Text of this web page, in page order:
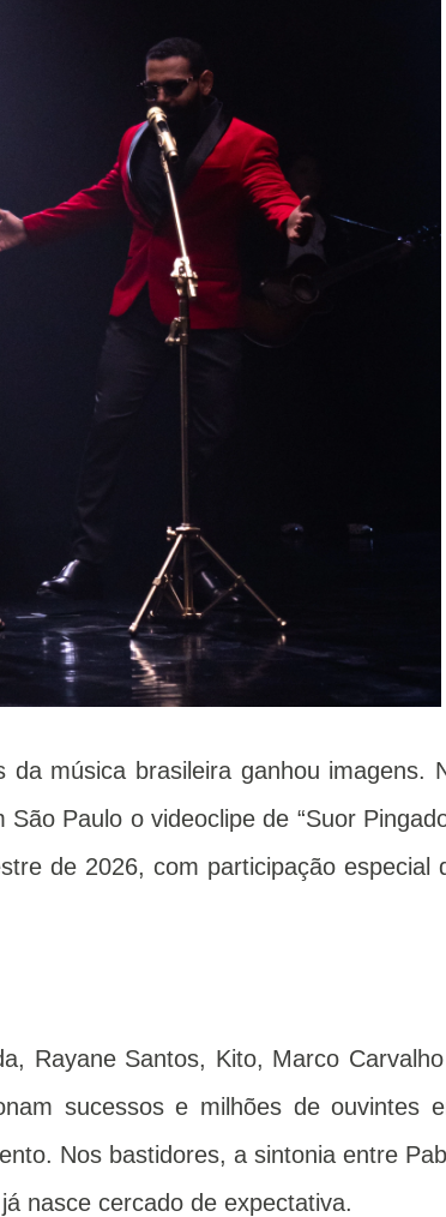
música brasileira ganhou imagens.
Paulo o videoclipe de “Suor
de 2026, com participação especial
Rayane Santos, Kito, Marco
sucessos e milhões de ouvintes
Nos bastidores, a sintonia entre
nasce cercado de expectativa.